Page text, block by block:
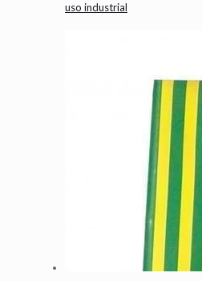
uso industrial